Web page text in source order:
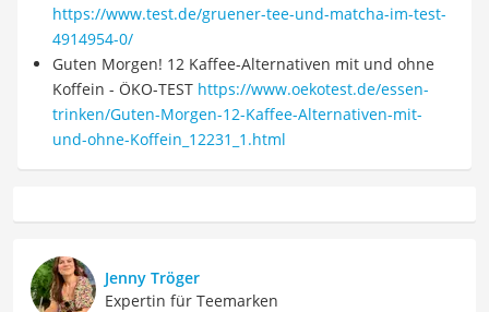
https://www.test.de/gruener-tee-und-matcha-im-test-
4914954-0/
Guten Morgen! 12 Kaffee-Alternativen mit und ohne
Koffein - ÖKO-TEST https://www.oekotest.de/essen-
trinken/Guten-Morgen-12-Kaffee-Alternativen-mit-
und-ohne-Koffein_12231_1.html
Jenny Tröger
Expertin für Teemarken